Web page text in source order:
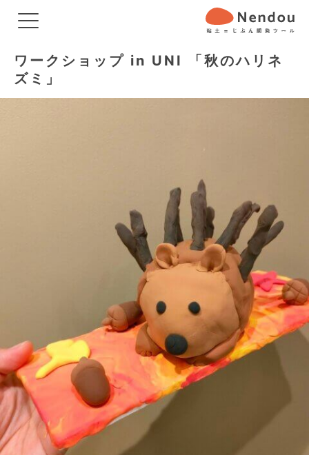
ワークショップ in UNI 「秋のハリネ
ズミ」